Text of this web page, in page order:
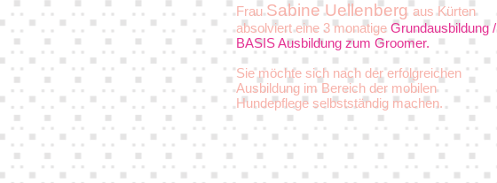
FrauSabine Uellenbergaus Kürten
absolviert eine 3 monatige Grundausbildung /
BASIS Ausbildung zum Groomer.
Sie möchte sich nach der erfolgreichen
Ausbildung im Bereich der mobilen
Hundepflege selbstständig machen.